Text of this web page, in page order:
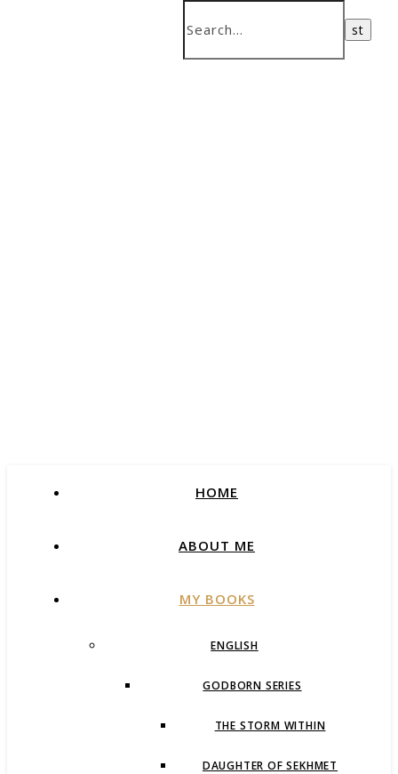
HOME
ABOUT ME
MY BOOKS
ENGLISH
GODBORN SERIES
THE STORM WITHIN
DAUGHTER OF SEKHMET